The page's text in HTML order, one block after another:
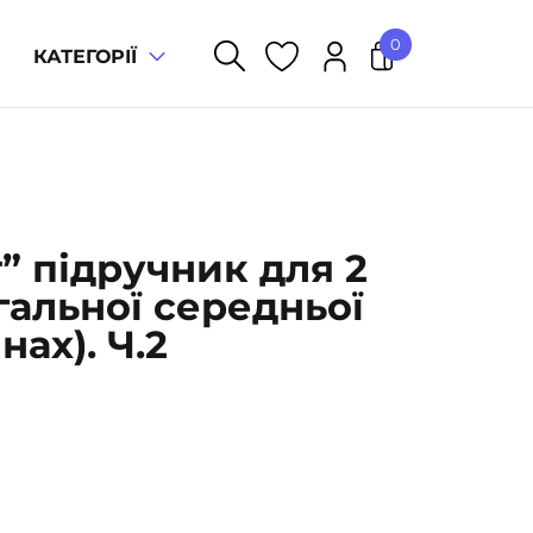
КАТЕГОРІЇ
0
У кошику немає товарів.
підручник для 2
середньої
Ч.2